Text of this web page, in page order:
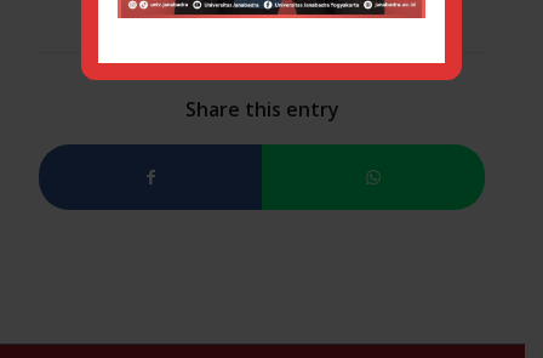
JANUARY 18, 2018
/ BYERRYMARICHA
Share this entry